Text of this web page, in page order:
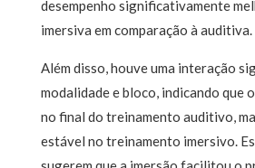
desempenho significativamente
imersiva em comparação à auditiva.
Além disso, houve uma interação
modalidade e bloco, indicando que
no final do treinamento auditivo,
estável no treinamento imersivo.